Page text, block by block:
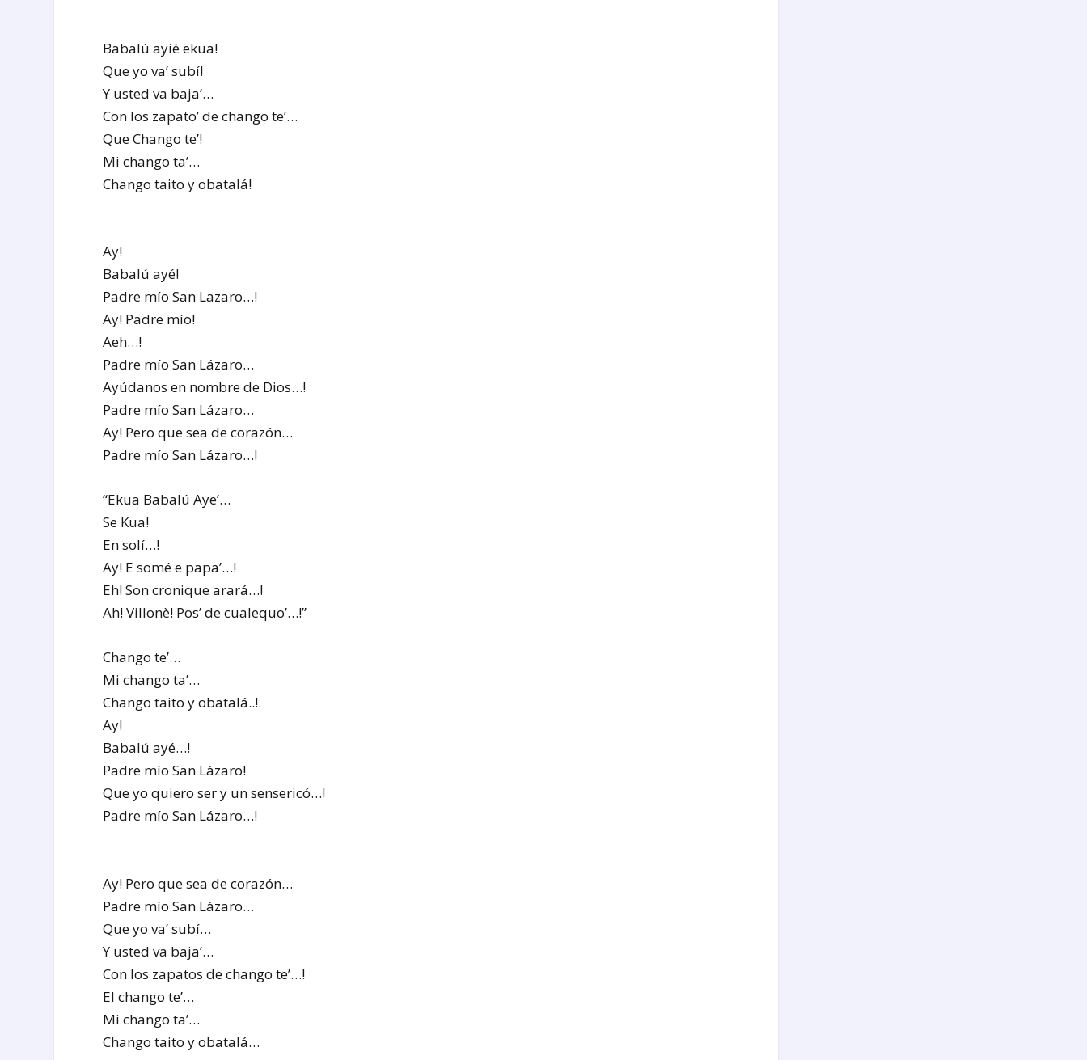
Babalú ayié ekua!
Que yo va’ subí!
Y usted va baja’…
Con los zapato’ de chango te’…
Que Chango te’!
Mi chango ta’…
Chango taito y obatalá!
Ay!
Babalú ayé!
Padre mío San Lazaro…!
Ay! Padre mío!
Aeh…!
Padre mío San Lázaro…
Ayúdanos en nombre de Dios…!
Padre mío San Lázaro…
Ay! Pero que sea de corazón…
Padre mío San Lázaro…!
“Ekua Babalú Aye’…
Se Kua!
En solí…!
Ay! E somé e papa’…!
Eh! Son cronique arará…!
Ah! Villonè! Pos’ de cualequo’…!”
Chango te’…
Mi chango ta’…
Chango taito y obatalá..!.
Ay!
Babalú ayé…!
Padre mío San Lázaro!
Que yo quiero ser y un sensericó…!
Padre mío San Lázaro…!
Ay! Pero que sea de corazón…
Padre mío San Lázaro…
Que yo va’ subí…
Y usted va baja’…
Con los zapatos de chango te’…!
El chango te’…
Mi chango ta’…
Chango taito y obatalá…